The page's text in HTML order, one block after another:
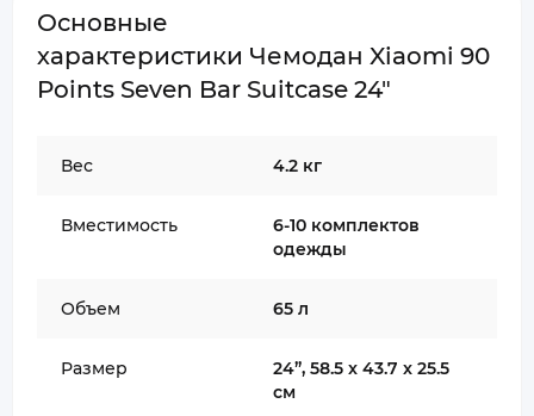
Основные
характеристики Чемодан Xiaomi 90
Points Seven Bar Suitcase 24"
Вес 4.2 кг
Вместимость
6-10 комплектов
одежды
Объем 65 л
Размер
24”, 58.5 x 43.7 x 25.5
см